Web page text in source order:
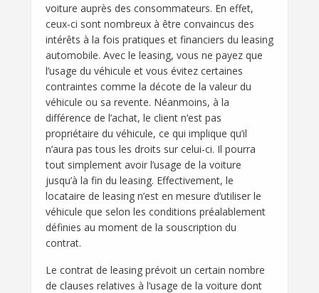
voiture auprès des consommateurs. En effet,
ceux-ci sont nombreux à être convaincus des
intérêts à la fois pratiques et financiers du leasing
automobile. Avec le leasing, vous ne payez que
l’usage du véhicule et vous évitez certaines
contraintes comme la décote de la valeur du
véhicule ou sa revente. Néanmoins, à la
différence de l’achat, le client n’est pas
propriétaire du véhicule, ce qui implique qu’il
n’aura pas tous les droits sur celui-ci. Il pourra
tout simplement avoir l’usage de la voiture
jusqu’à la fin du leasing. Effectivement, le
locataire de leasing n’est en mesure d’utiliser le
véhicule que selon les conditions préalablement
définies au moment de la souscription du
contrat.
Le contrat de leasing prévoit un certain nombre
de clauses relatives à l’usage de la voiture dont